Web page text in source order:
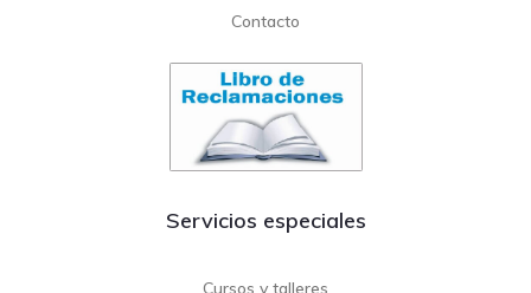
Contacto
Servicios especiales
Cursos y talleres